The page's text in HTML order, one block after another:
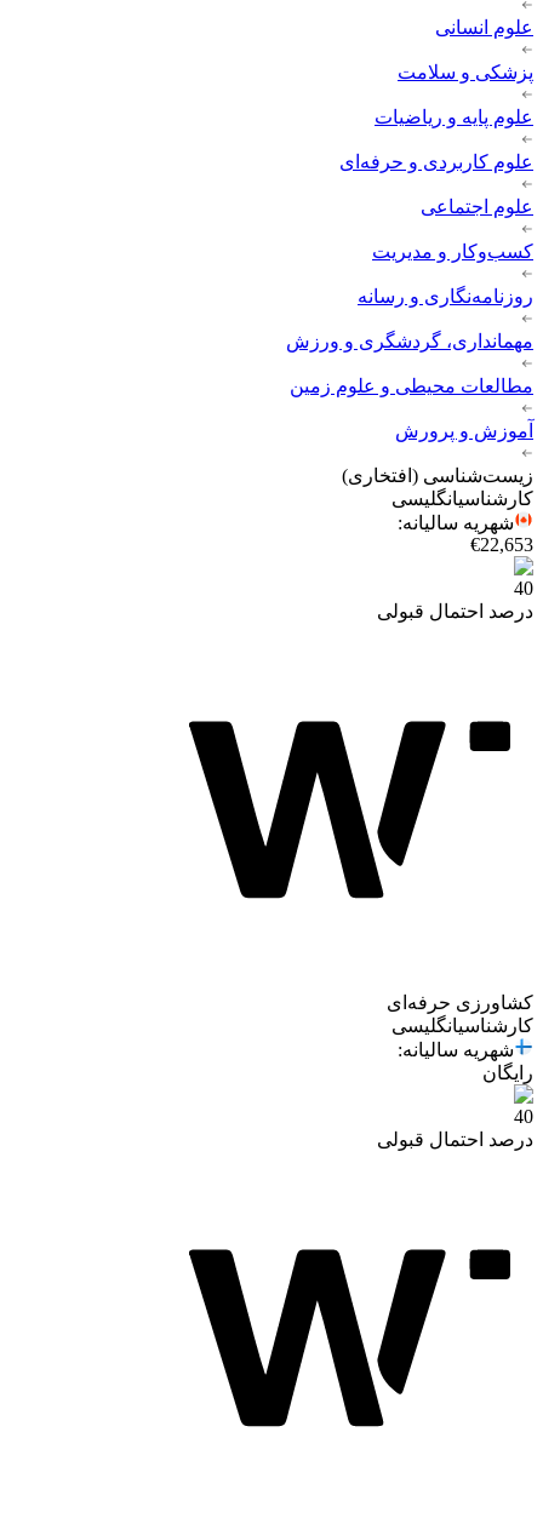
علوم انسانی
پزشکی و سلامت
علوم پایه و ریاضیات
علوم کاربردی و حرفه‌ای
علوم اجتماعی
کسب‌وکار و مدیریت
روزنامه‌نگاری و رسانه
مهمانداری، گردشگری و ورزش
مطالعات محیطی و علوم زمین
آموزش و پرورش
زیست‌شناسی (افتخاری)
کارشناسیانگلیسی
شهریه سالیانه:
€22,653
40
درصد احتمال قبولی
کشاورزی حرفه‌ای
کارشناسیانگلیسی
شهریه سالیانه:
رایگان
40
درصد احتمال قبولی